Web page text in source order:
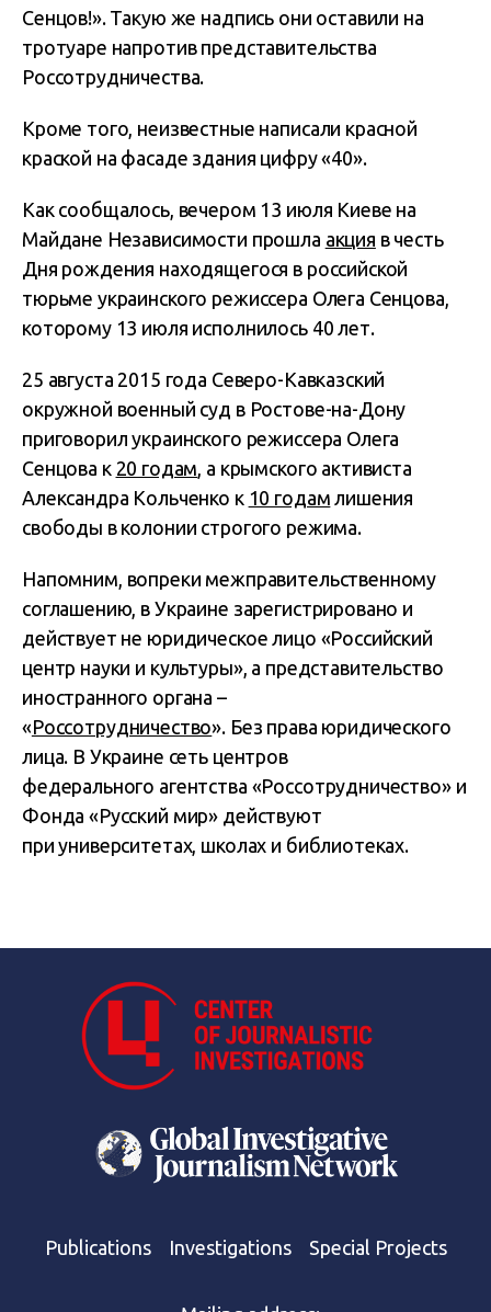
Сенцов!». Такую же надпись они оставили на
тротуаре напротив представительства
Россотрудничества.
Кроме того, неизвестные написали красной
краской на фасаде здания цифру «40».
Как сообщалось, вечером 13 июля Киеве на
Майдане Независимости прошла акция в честь
Дня рождения находящегося в российской
тюрьме украинского режиссера Олега Сенцова,
которому 13 июля исполнилось 40 лет.
25 августа 2015 года Северо-Кавказский
окружной военный суд в Ростове-на-Дону
приговорил украинского режиссера Олега
Сенцова к 20 годам, а крымского активиста
Александра Кольченко к 10 годам лишения
свободы в колонии строгого режима.
Напомним, вопреки межправительственному
соглашению, в Украине зарегистрировано и
действует не юридическое лицо «Российский
центр науки и культуры», а представительство
иностранного органа –
«Россотрудничество». Без права юридического
лица. В Украине сеть центров
федерального агентства «Россотрудничество» и
Фонда «Русский мир» действуют
при университетах, школах и библиотеках.
Publications Investigations Special Projects